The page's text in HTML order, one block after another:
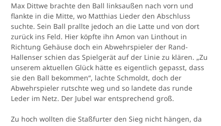
Max Dittwe brachte den Ball linksaußen nach vorn und
flankte in die Mitte, wo Matthias Lieder den Abschluss
suchte. Sein Ball prallte jedoch an die Latte und von dort
zurück ins Feld. Hier köpfte ihn Amon van Linthout in
Richtung Gehäuse doch ein Abwehrspieler der Rand-
Hallenser schien das Spielgerät auf der Linie zu klären. „Zu
unserem aktuellen Glück hätte es eigentlich gepasst, dass
sie den Ball bekommen“, lachte Schmoldt, doch der
Abwehrspieler rutschte weg und so landete das runde
Leder im Netz. Der Jubel war entsprechend groß.
Zu hoch wollten die Staßfurter den Sieg nicht hängen, da